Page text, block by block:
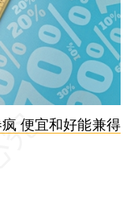
便宜和好能兼得